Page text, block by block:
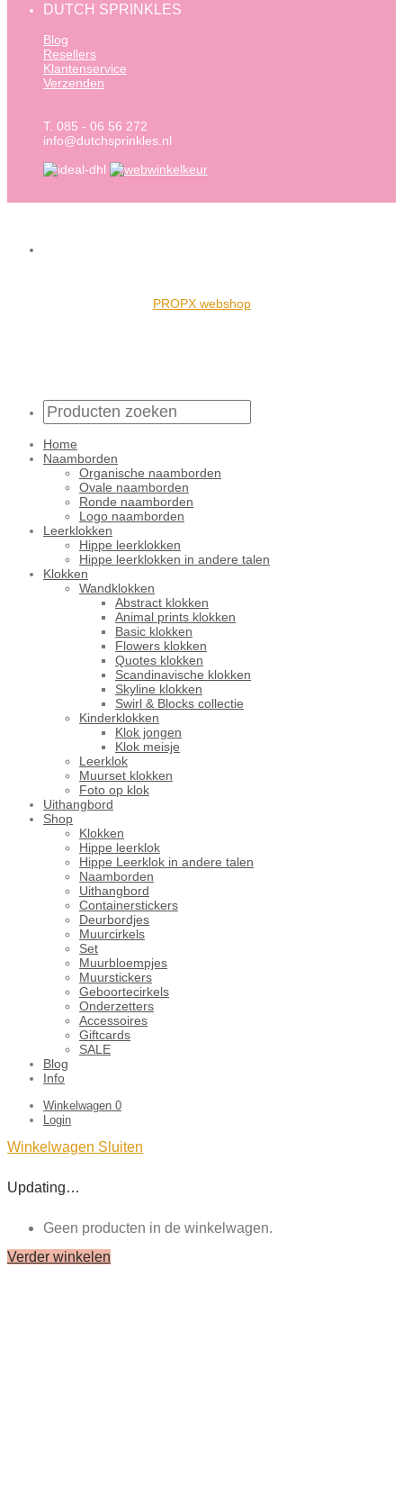
DUTCH SPRINKLES
Blog
Resellers
Klantenservice
Verzenden
T. 085 - 06 56 272
info@dutchsprinkles.nl
PROPX webshop
Home
Naamborden
Organische naamborden
Ovale naamborden
Ronde naamborden
Logo naamborden
Leerklokken
Hippe leerklokken
Hippe leerklokken in andere talen
Klokken
Wandklokken
Abstract klokken
Animal prints klokken
Basic klokken
Flowers klokken
Quotes klokken
Scandinavische klokken
Skyline klokken
Swirl & Blocks collectie
Kinderklokken
Klok jongen
Klok meisje
Leerklok
Muurset klokken
Foto op klok
Uithangbord
Shop
Klokken
Hippe leerklok
Hippe Leerklok in andere talen
Naamborden
Uithangbord
Containerstickers
Deurbordjes
Muurcirkels
Set
Muurbloempjes
Muurstickers
Geboortecirkels
Onderzetters
Accessoires
Giftcards
SALE
Blog
Info
Winkelwagen 0
Login
Winkelwagen Sluiten
Updating…
Geen producten in de winkelwagen.
Verder winkelen